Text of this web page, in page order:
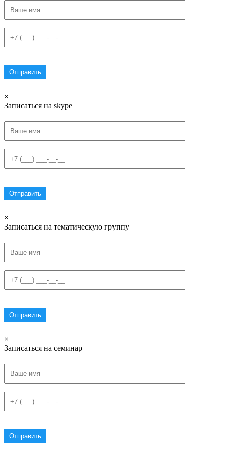
×
Записаться на skype
×
Записаться на тематическую группу
×
Записаться на семинар